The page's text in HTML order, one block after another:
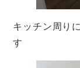
キッチン周り
す